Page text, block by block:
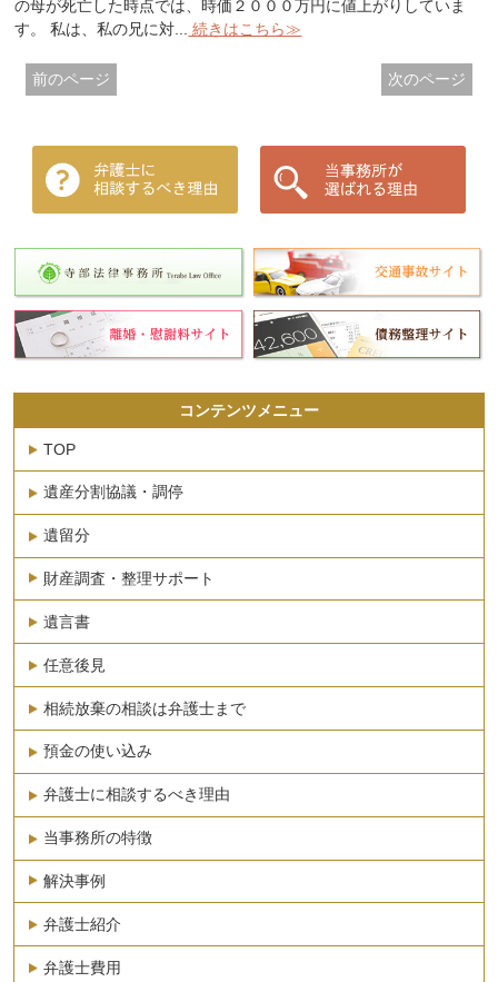
の母が死亡した時点では、時価２０００万円に値上がりしていま
す。 私は、私の兄に対...
続きはこちら≫
前のページ 次のページ
コンテンツメニュー
TOP
遺産分割協議・調停
遺留分
財産調査・整理サポート
遺言書
任意後見
相続放棄の相談は弁護士まで
預金の使い込み
弁護士に相談するべき理由
当事務所の特徴
解決事例
弁護士紹介
弁護士費用